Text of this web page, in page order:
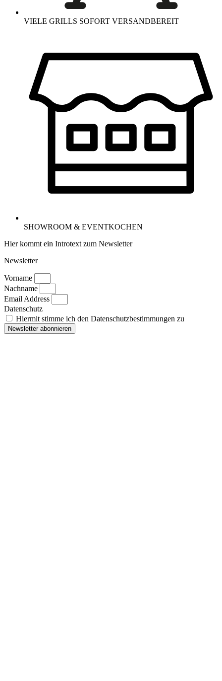
VIELE GRILLS SOFORT VERSANDBEREIT
SHOWROOM & EVENTKOCHEN
Hier kommt ein Introtext zum Newsletter
Newsletter
Vorname
Nachname
Email Address
Datenschutz
Hiermit stimme ich den Datenschutzbestimmungen zu
Newsletter abonnieren